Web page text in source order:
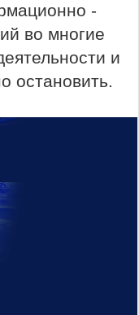
-
во многие
и
остановить.